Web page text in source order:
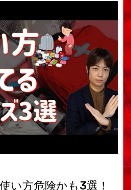
い方危険かも3選！